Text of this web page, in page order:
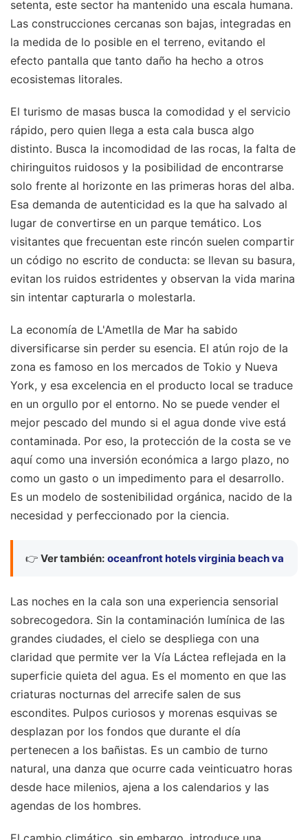
setenta, este sector ha mantenido una escala humana.
Las construcciones cercanas son bajas, integradas en
la medida de lo posible en el terreno, evitando el
efecto pantalla que tanto daño ha hecho a otros
ecosistemas litorales.
El turismo de masas busca la comodidad y el servicio
rápido, pero quien llega a esta cala busca algo
distinto. Busca la incomodidad de las rocas, la falta de
chiringuitos ruidosos y la posibilidad de encontrarse
solo frente al horizonte en las primeras horas del alba.
Esa demanda de autenticidad es la que ha salvado al
lugar de convertirse en un parque temático. Los
visitantes que frecuentan este rincón suelen compartir
un código no escrito de conducta: se llevan su basura,
evitan los ruidos estridentes y observan la vida marina
sin intentar capturarla o molestarla.
La economía de L'Ametlla de Mar ha sabido
diversificarse sin perder su esencia. El atún rojo de la
zona es famoso en los mercados de Tokio y Nueva
York, y esa excelencia en el producto local se traduce
en un orgullo por el entorno. No se puede vender el
mejor pescado del mundo si el agua donde vive está
contaminada. Por eso, la protección de la costa se ve
aquí como una inversión económica a largo plazo, no
como un gasto o un impedimento para el desarrollo.
Es un modelo de sostenibilidad orgánica, nacido de la
necesidad y perfeccionado por la ciencia.
👉 Ver también: oceanfront hotels virginia beach va
Las noches en la cala son una experiencia sensorial
sobrecogedora. Sin la contaminación lumínica de las
grandes ciudades, el cielo se despliega con una
claridad que permite ver la Vía Láctea reflejada en la
superficie quieta del agua. Es el momento en que las
criaturas nocturnas del arrecife salen de sus
escondites. Pulpos curiosos y morenas esquivas se
desplazan por los fondos que durante el día
pertenecen a los bañistas. Es un cambio de turno
natural, una danza que ocurre cada veinticuatro horas
desde hace milenios, ajena a los calendarios y las
agendas de los hombres.